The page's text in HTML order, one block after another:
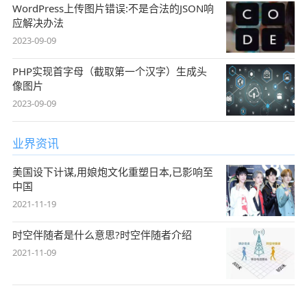
WordPress上传图片错误:不是合法的JSON响
应解决办法
2023-09-09
PHP实现首字母（截取第一个汉字）生成头
像图片
2023-09-09
业界资讯
美国设下计谋,用娘炮文化重塑日本,已影响至
中国
2021-11-19
时空伴随者是什么意思?时空伴随者介绍
2021-11-09